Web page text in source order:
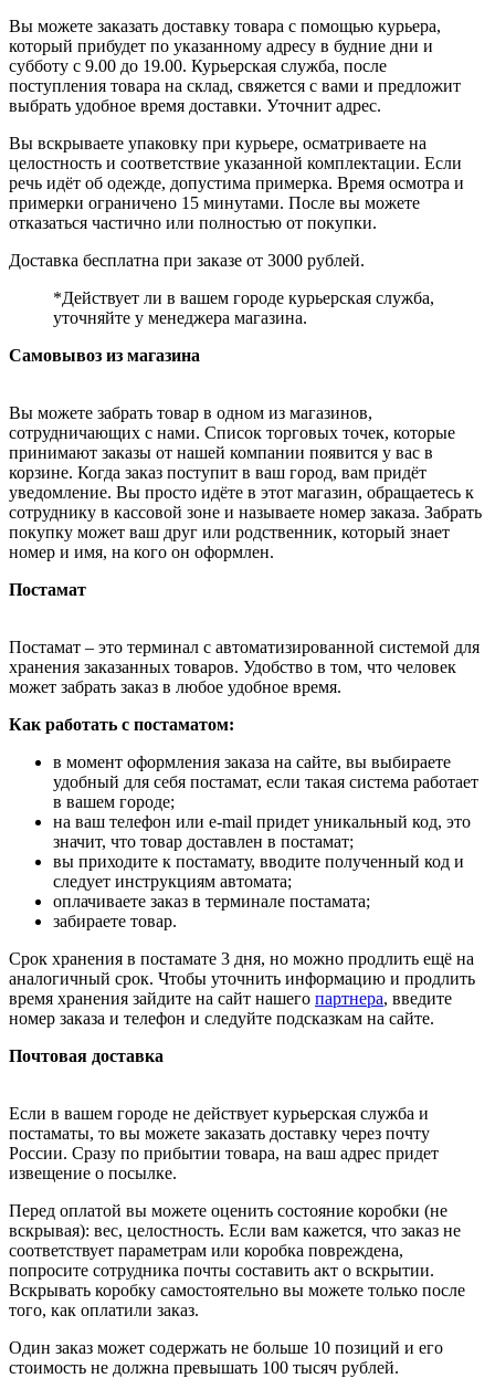
Вы можете заказать доставку товара с помощью курьера,
который прибудет по указанному адресу в будние дни и
субботу с 9.00 до 19.00. Курьерская служба, после
поступления товара на склад, свяжется с вами и предложит
выбрать удобное время доставки. Уточнит адрес.
Вы вскрываете упаковку при курьере, осматриваете на
целостность и соответствие указанной комплектации. Если
речь идёт об одежде, допустима примерка. Время осмотра и
примерки ограничено 15 минутами. После вы можете
отказаться частично или полностью от покупки.
Доставка бесплатна при заказе от 3000 рублей.
*Действует ли в вашем городе курьерская служба,
уточняйте у менеджера магазина.
Самовывоз из магазина
Вы можете забрать товар в одном из магазинов,
сотрудничающих с нами. Список торговых точек, которые
принимают заказы от нашей компании появится у вас в
корзине. Когда заказ поступит в ваш город, вам придёт
уведомление. Вы просто идёте в этот магазин, обращаетесь к
сотруднику в кассовой зоне и называете номер заказа. Забрать
покупку может ваш друг или родственник, который знает
номер и имя, на кого он оформлен.
Постамат
Постамат – это терминал с автоматизированной системой для
хранения заказанных товаров. Удобство в том, что человек
может забрать заказ в любое удобное время.
Как работать с постаматом:
в момент оформления заказа на сайте, вы выбираете
удобный для себя постамат, если такая система работает
в вашем городе;
на ваш телефон или e-mail придет уникальный код, это
значит, что товар доставлен в постамат;
вы приходите к постамату, вводите полученный код и
следует инструкциям автомата;
оплачиваете заказ в терминале постамата;
забираете товар.
Срок хранения в постамате 3 дня, но можно продлить ещё на
аналогичный срок. Чтобы уточнить информацию и продлить
время хранения зайдите на сайт нашего партнера, введите
номер заказа и телефон и следуйте подсказкам на сайте.
Почтовая доставка
Если в вашем городе не действует курьерская служба и
постаматы, то вы можете заказать доставку через почту
России. Сразу по прибытии товара, на ваш адрес придет
извещение о посылке.
Перед оплатой вы можете оценить состояние коробки (не
вскрывая): вес, целостность. Если вам кажется, что заказ не
соответствует параметрам или коробка повреждена,
попросите сотрудника почты составить акт о вскрытии.
Вскрывать коробку самостоятельно вы можете только после
того, как оплатили заказ.
Один заказ может содержать не больше 10 позиций и его
стоимость не должна превышать 100 тысяч рублей.